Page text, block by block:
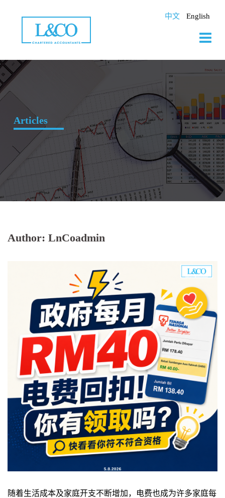
中文 English
Articles
Author: LnCoadmin
随着生活成本及家庭开支不断增加，电费也成为许多家庭每